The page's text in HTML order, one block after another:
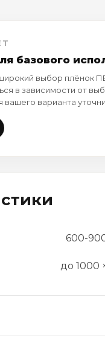
базового
выбор плёнок
в зависимости от
вашего варианта
600-
до 1000